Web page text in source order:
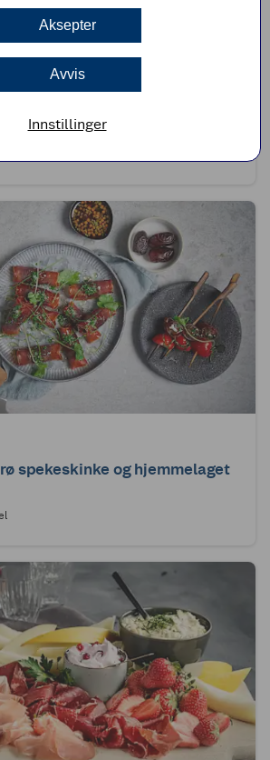
spekeskinke og hjemmelaget
Aksepter
Avvis
Innstillinger